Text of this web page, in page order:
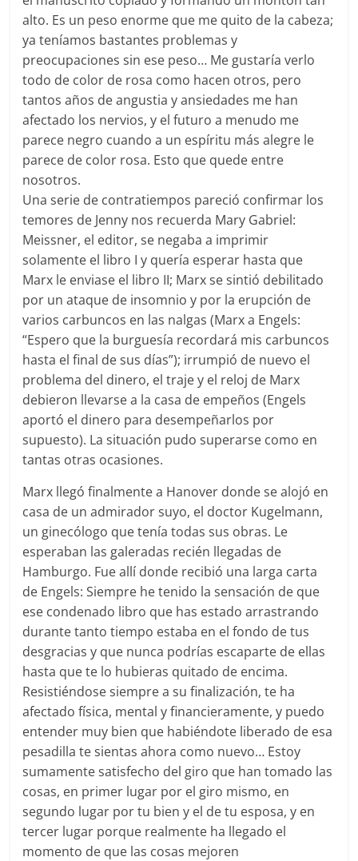
alto. Es un peso enorme que me quito de la cabeza;
ya teníamos bastantes problemas y
preocupaciones sin ese peso… Me gustaría verlo
todo de color de rosa como hacen otros, pero
tantos años de angustia y ansiedades me han
afectado los nervios, y el futuro a menudo me
parece negro cuando a un espíritu más alegre le
parece de color rosa. Esto que quede entre
nosotros.
Una serie de contratiempos pareció confirmar los
temores de Jenny nos recuerda Mary Gabriel:
Meissner, el editor, se negaba a imprimir
solamente el libro I y quería esperar hasta que
Marx le enviase el libro II; Marx se sintió debilitado
por un ataque de insomnio y por la erupción de
varios carbuncos en las nalgas (Marx a Engels:
“Espero que la burguesía recordará mis carbuncos
hasta el final de sus días”); irrumpió de nuevo el
problema del dinero, el traje y el reloj de Marx
debieron llevarse a la casa de empeños (Engels
aportó el dinero para desempeñarlos por
supuesto). La situación pudo superarse como en
tantas otras ocasiones.
Marx llegó finalmente a Hanover donde se alojó en
casa de un admirador suyo, el doctor Kugelmann,
un ginecólogo que tenía todas sus obras. Le
esperaban las galeradas recién llegadas de
Hamburgo. Fue allí donde recibió una larga carta
de Engels: Siempre he tenido la sensación de que
ese condenado libro que has estado arrastrando
durante tanto tiempo estaba en el fondo de tus
desgracias y que nunca podrías escaparte de ellas
hasta que te lo hubieras quitado de encima.
Resistiéndose siempre a su finalización, te ha
afectado física, mental y financieramente, y puedo
entender muy bien que habiéndote liberado de esa
pesadilla te sientas ahora como nuevo… Estoy
sumamente satisfecho del giro que han tomado las
cosas, en primer lugar por el giro mismo, en
segundo lugar por tu bien y el de tu esposa, y en
tercer lugar porque realmente ha llegado el
momento de que las cosas mejoren